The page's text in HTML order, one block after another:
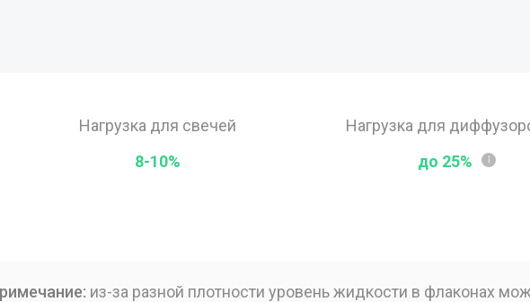
Нагрузка для свечей
Нагрузка для
8-10%
до 25%
из-за разной плотности уровень жидкости в флаконах